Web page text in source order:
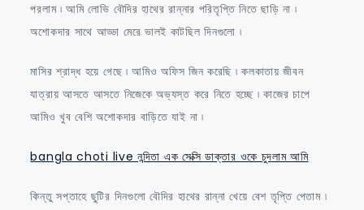
পরলাম ৷ আমি লোভি বৌদির হাথের রান্নার পরিতৃপ্তি নিতে ছাড়ি না ৷
অশোকদার সাথে আড্ডা মেরে ভালই কাটছিল দিনগুলো ৷
মাসির শ্রাদ্ধ হয়ে গেছে ৷ আমিও অফিস জিন করেছি ৷ কলকাতায় জীবন
যাত্রায় আসতে আসতে নিজেকে অভ্যস্ত করে নিতে হচ্ছে ৷ কাজের চাপে
আমিও খুব বেশি অশোকদার বাড়িতে যাই না ৷
bangla choti live নন্দিতা এক সেক্সি ডাক্তার ওকে চুদলাম আমি
কিন্তু সপ্তাহে ছুটির দিনগুলো বৌদির হাথের রান্না খেয়ে বেশ তৃপ্তি পেতাম ৷